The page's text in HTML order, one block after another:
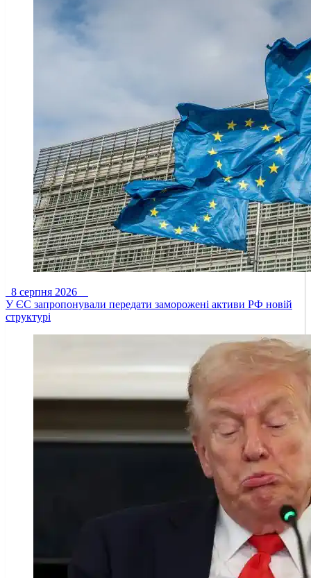
8 серпня 2026
У ЄС запропонували передати заморожені активи РФ новій
структурі